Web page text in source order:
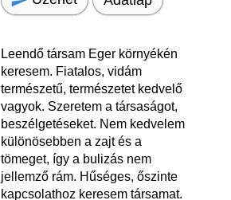
Leendő társam Eger környékén
keresem. Fiatalos, vidám
természetű, természetet kedvelő
vagyok. Szeretem a társaságot,
beszélgetéseket. Nem kedvelem
különösebben a zajt és a
tömeget, így a bulizás nem
jellemző rám. Hűséges, őszinte
kapcsolathoz keresem társamat.